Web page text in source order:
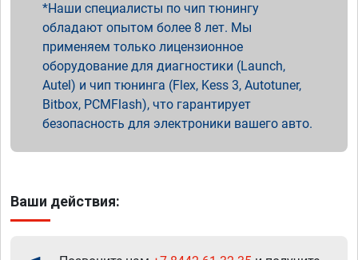
Наши специалисты по чип тюнингу
обладают опытом более 8 лет. Мы
применяем только лицензионное
оборудование для диагностики (Launch,
Autel) и чип тюнинга (Flex, Kess 3, Autotuner,
Bitbox, PCMFlash), что гарантирует
безопасность для электроники вашего авто.
Ваши действия: